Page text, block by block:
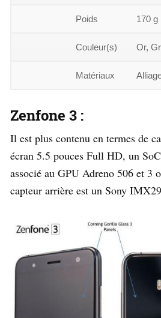
Poids 170 g
Couleur(s) Or,
Matériaux
Zenfone 3 :
Il est plus contenu en termes de
écran 5.5 pouces Full HD, un
associé au GPU Adreno 506 et 3
capteur arrière est un Sony